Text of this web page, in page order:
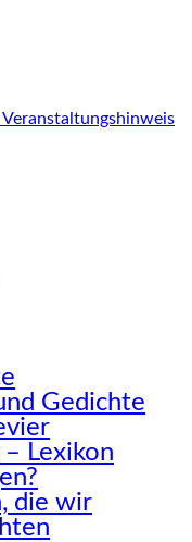
Gedichte
Lexikon
die wir